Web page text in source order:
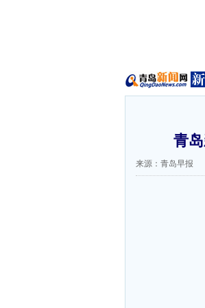
青
来源：青岛早报